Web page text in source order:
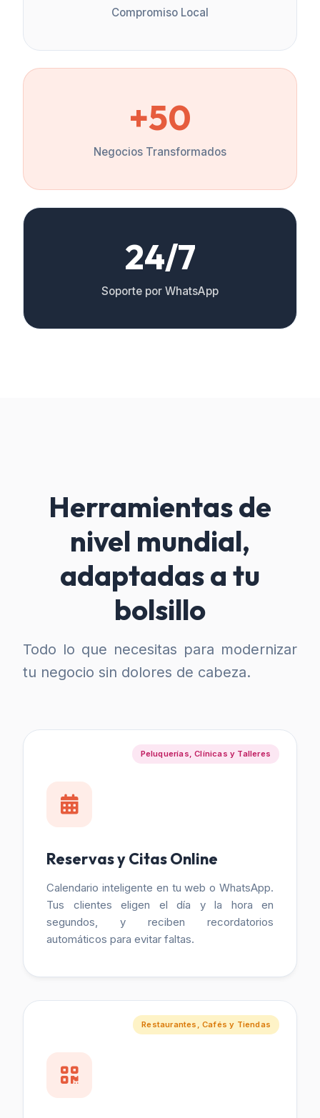
Compromiso Local
+50
Negocios Transformados
24/7
Soporte por WhatsApp
Herramientas de
nivel mundial,
adaptadas a tu
bolsillo
Todo lo que necesitas para modernizar
tu negocio sin dolores de cabeza.
Peluquerías, Clínicas y Talleres
Reservas y Citas Online
Calendario inteligente en tu web o WhatsApp.
Tus clientes eligen el día y la hora en
segundos, y reciben recordatorios
automáticos para evitar faltas.
Restaurantes, Cafés y Tiendas